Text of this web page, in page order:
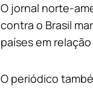
O jornal norte-
contra o Brasil
países em
O periódico